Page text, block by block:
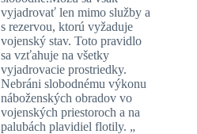
vyjadrovať len mimo služby a
s rezervou, ktorú vyžaduje
vojenský stav. Toto pravidlo
sa vzťahuje na všetky
vyjadrovacie prostriedky.
Nebráni slobodnému výkonu
náboženských obradov vo
vojenských priestoroch a na
palubách plavidiel flotily. „